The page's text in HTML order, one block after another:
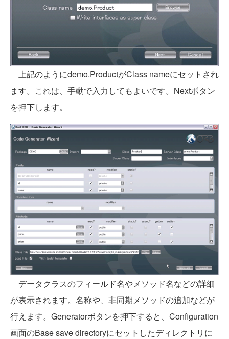
上記のようにdemo.ProductがClass nameにセットされ
ます。これは、手動で入力してもよいです。Nextボタン
を押下します。
データクラスのフィールド名やメソッド名などの詳細
が表示されます。名称や、非同期メソッドの追加などが
行えます。Generatorボタンを押下すると、Configuration
画面のBase save directoryにセットしたディレクトリに